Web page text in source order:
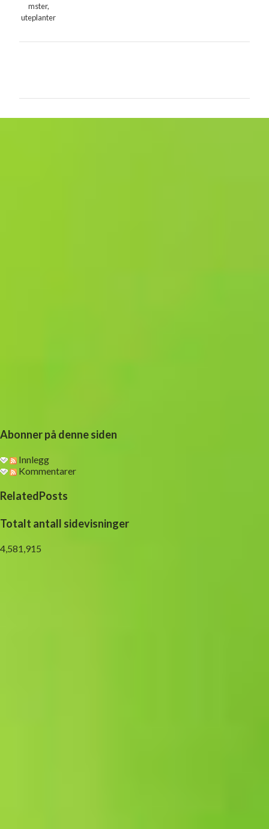
mster,
uteplanter
Abonner på denne siden
Innlegg
Kommentarer
RelatedPosts
Totalt antall sidevisninger
4,581,915